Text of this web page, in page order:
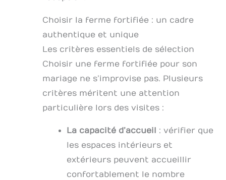
Choisir la ferme fortifiée : un cadre
authentique et unique
Les critères essentiels de sélection
Choisir une ferme fortifiée pour son
mariage ne s’improvise pas. Plusieurs
critères méritent une attention
particulière lors des visites :
La capacité d’accueil
: vérifier que
les espaces intérieurs et
extérieurs peuvent accueillir
confortablement le nombre